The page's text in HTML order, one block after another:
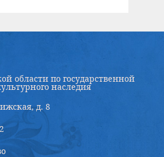
области по государственной
наследия
д. 8